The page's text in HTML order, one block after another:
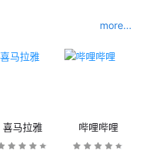
more...
喜马拉雅 哔哩哔哩